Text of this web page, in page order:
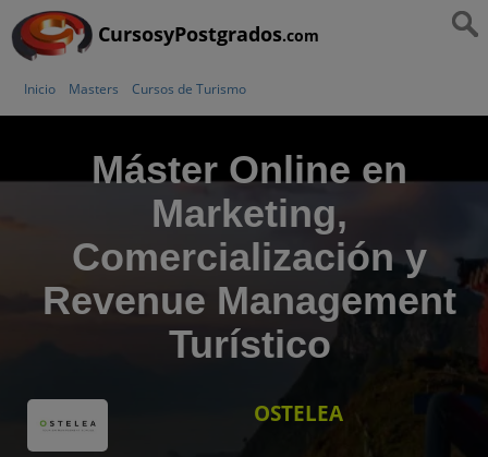
CursosyPostgrados.com
Inicio Masters Cursos de Turismo
Máster Online en
Marketing,
Comercialización y
Revenue Management
Turístico
OSTELEA